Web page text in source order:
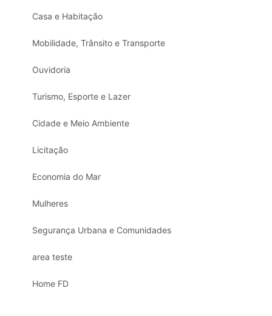
Casa e Habitação
Mobilidade, Trânsito e Transporte
Ouvidoria
Turismo, Esporte e Lazer
Cidade e Meio Ambiente
Licitação
Economia do Mar
Mulheres
Segurança Urbana e Comunidades
area teste
Home FD